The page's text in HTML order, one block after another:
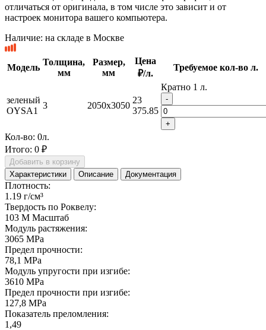
отличаться от оригинала, в том числе это зависит и от
настроек монитора вашего компьютера.
Наличие: на складе в Москве
Модель
Толщина,
мм
Размер,
мм
Цена
₽/л.
Требуемое кол-во л.
зеленый
OYSA1
3 2050x3050
23
375.85
Кратно 1 л.
-
+
Кол-во: 0л.
Итого: 0 ₽
Добавить в корзину
Характеристики
Описание Документация
Плотность:
1.19 г/см³
Твердость по Роквелу:
103 М Масштаб
Модуль растяжения:
3065 MPa
Предел прочности:
78,1 MPa
Модуль упругости при изгибе:
3610 MPa
Предел прочности при изгибе:
127,8 MPa
Показатель преломления:
1,49